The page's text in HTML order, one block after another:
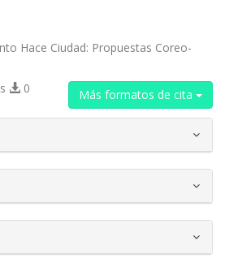
Hace Ciudad: Propuestas Coreo-
Más formatos de cita
0